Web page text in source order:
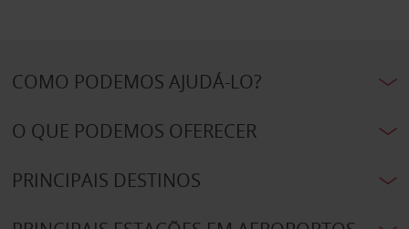
COMO PODEMOS AJUDÁ-LO?
O QUE PODEMOS OFERECER
PRINCIPAIS DESTINOS